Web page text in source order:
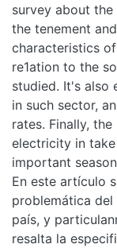
survey about
the tenement
characteristics
re1ation to the
studied. It's also
in such sector,
rates. Finally,
electricity in
important
En este artículo
problemática
país, y
resalta la